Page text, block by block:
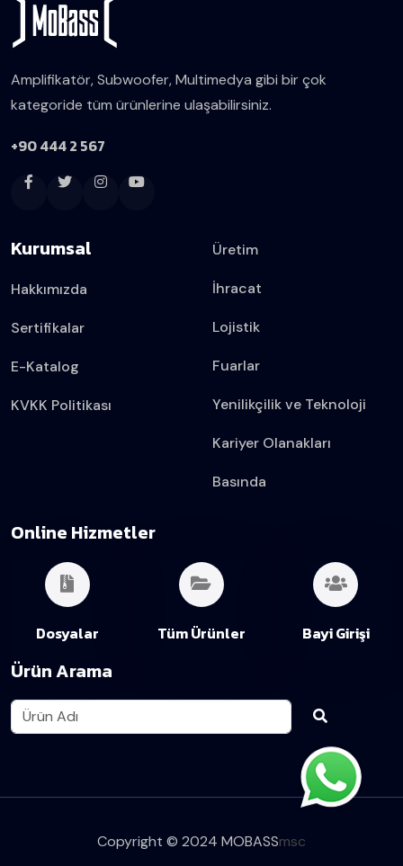
Amplifikatör, Subwoofer, Multimedya gibi bir çok
kategoride tüm ürünlerine ulaşabilirsiniz.
+90 444 2 567
Kurumsal
Hakkımızda
Sertifikalar
E-Katalog
KVKK Politikası
Üretim
İhracat
Lojistik
Fuarlar
Yenilikçilik ve Teknoloji
Kariyer Olanakları
Basında
Online Hizmetler
Dosyalar Tüm Ürünler Bayi Girişi
Ürün Arama
Copyright © 2024 MOBASSmsc